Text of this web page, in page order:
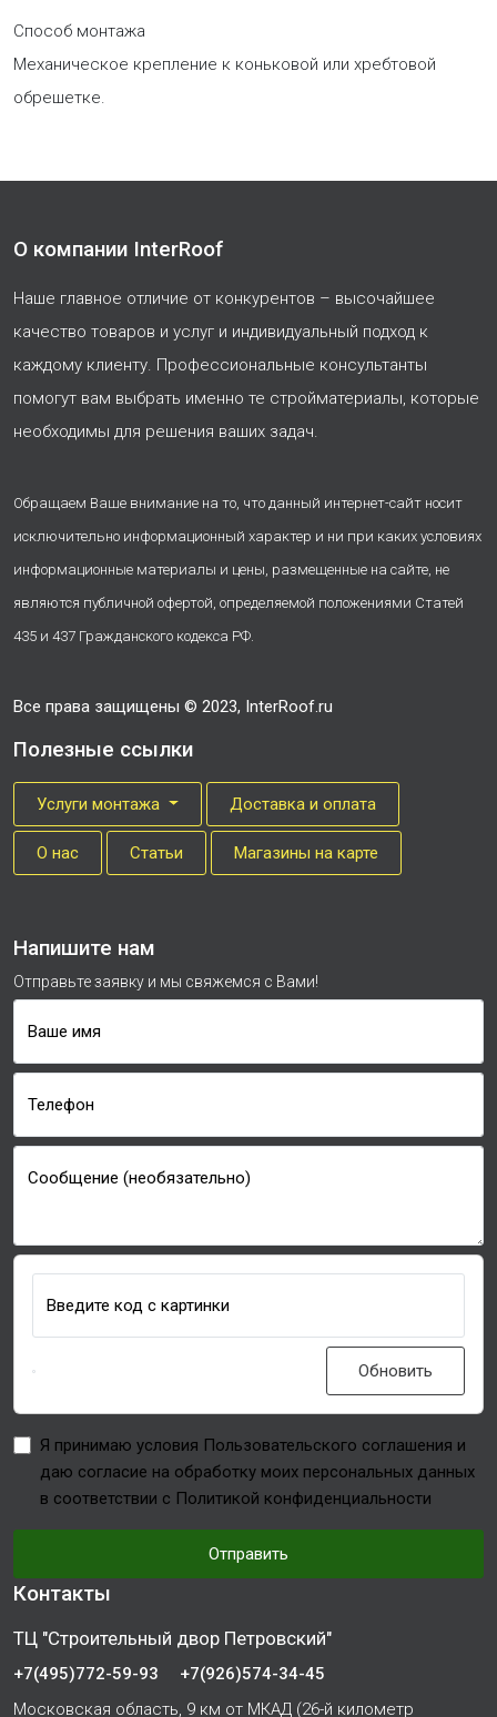
Способ монтажа
Механическое крепление к коньковой или хребтовой
обрешетке.
О компании InterRoof
Наше главное отличие от конкурентов – высочайшее
качество товаров и услуг и индивидуальный подход к
каждому клиенту. Профессиональные консультанты
помогут вам выбрать именно те стройматериалы, которые
необходимы для решения ваших задач.
Обращаем Ваше внимание на то, что данный интернет-сайт носит
исключительно информационный характер и ни при каких условиях
информационные материалы и цены, размещенные на сайте, не
являются публичной офертой, определяемой положениями Статей
435 и 437 Гражданского кодекса РФ.
Все права защищены © 2023, InterRoof.ru
Полезные ссылки
Услуги монтажа Доставка и оплата
О нас Cтатьи Магазины на карте
Напишите нам
Отправьте заявку и мы свяжемся с Вами!
Ваше имя
Телефон
Сообщение (необязательно)
Введите код с картинки
Обновить
Я принимаю условия Пользовательского соглашения и
даю согласие на обработку моих персональных данных
в соответствии с Политикой конфиденциальности
Отправить
Контакты
ТЦ "Строительный двор Петровский"
+7(495)772-59-93
+7(926)574-34-45
Московская область, 9 км от МКАД (26-й километр